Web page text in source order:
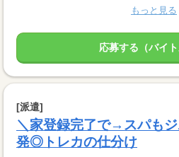
もっと見る
応募する（バイト
[派遣]
＼家登録完了で→スパも
発◎トレカの仕分け